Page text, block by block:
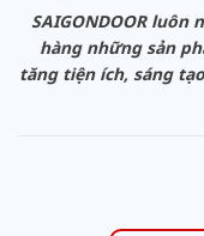
SAIGONDOOR luôn
hàng những sản
tăng tiện ích, sáng